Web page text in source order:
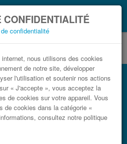
CONFIDENTIALITÉ
confidentialité
nous utilisons des cookies
de notre site, développer
l'utilisation et soutenir nos actions
« J'accepte », vous acceptez la
de cookies sur votre appareil. Vous
de cookies dans la catégorie «
consultez notre politique
19):Ce que vous devez
Jonico pas cher
de bus moins cher